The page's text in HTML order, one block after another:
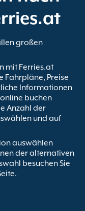
großen
mit Ferries.at
Fahrpläne, Preise
Informationen
buchen
Anzahl der
und auf
auswählen
der alternativen
besuchen Sie